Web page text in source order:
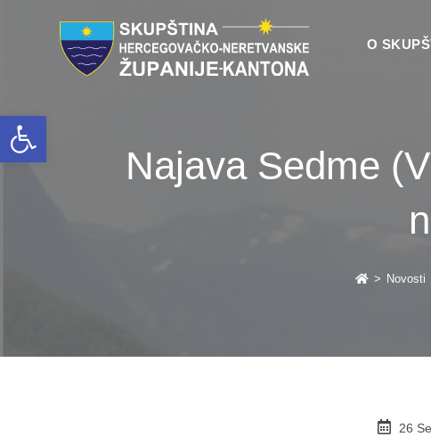
Open toolbar
O
Najava Sedme
> Novosti
26